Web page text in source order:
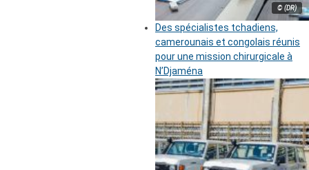
© (DR)
Des spécialistes tchadiens,
camerounais et congolais réunis
pour une mission chirurgicale à
N’Djaména